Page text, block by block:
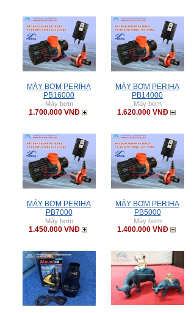
MÁY BƠM PERIHA
PB16000
Máy bơm
1.700.000 VNĐ
MÁY BƠM PERIHA
PB14000
Máy bơm
1.620.000 VNĐ
MÁY BƠM PERIHA
PB7000
Máy bơm
1.450.000 VNĐ
MÁY BƠM PERIHA
PB5000
Máy bơm
1.400.000 VNĐ